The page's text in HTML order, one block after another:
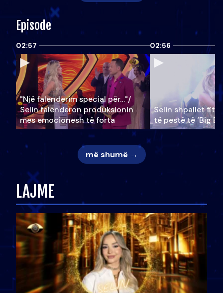
Episode
02:57
"Një falenderim special për…"/
Selin falënderon produksionin
mes emocionesh të forta
02:56
Selin shpallet
të pestë të ‘Big
më shumë →
LAJME